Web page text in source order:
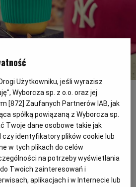
NAPOJE
MAKARONY
DRÓB
MIĘSA
RYBY
PRZYJĘCIE
CHIŃSKA
GRECKA
PORTUGALSKA
FRANCUSKA
AMERYKAŃSKA
ZAKUPY
PRZEPISY
WEGAN
GLUTENU
KULINARNE
KULINARNE
KULINARNE
KUCHNI
SERWISY
BIAŁYSTOK
BIAŁA
MAGAZYNY
FORMAT
SOBOTA
CLASSIC
- domowy fast food(Miód Malina Studio)
mieć smaczny i
do tego jogurt
owoców
Użytkowniku, jeśli wyrazisz
Wyborcza sp. z o.o. oraz jej
[872] Zaufanych Partnerów IAB, jak
spółką powiązaną z Wyborcza sp.
Twoje dane osobowe takie jak
czy identyfikatory plików cookie lub
w tych plikach do celów
na potrzeby wyświetlania
Twoich zainteresowań i
aplikacjach i w Internecie lub